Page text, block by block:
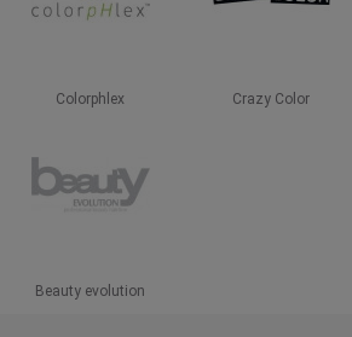
Colorphlex Crazy Color
Beauty evolution